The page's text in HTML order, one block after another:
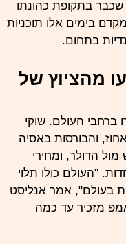
בתקופת כהונתו
בימים אלו תוכניות
בתחום.
מהציוץ של
ברחבי העולם. שוקי
בירידות של יותר מ-2 אחוז, והבורסות באסיה
מול הדולר, ומחירי
"העולם כולו תלוי
בעולם", אמר אנליסט
מזכיר עד כמה